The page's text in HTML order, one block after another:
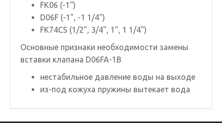
FK06 (-1")
D06F (-1", -1 1/4")
FK74CS (1/2", 3/4", 1", 1 1/4")
Основные признаки необходимости замены
вставки клапана D06FA-1B
нестабильное давление воды на выходе
из-под кожуха пружины вытекает вода